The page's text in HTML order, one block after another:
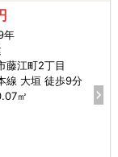
年
藤江町2丁目
線 大垣 徒歩9分
㎡